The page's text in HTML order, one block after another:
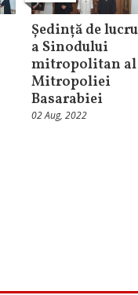
Ședință de lucru
a Sinodului
mitropolitan al
Mitropoliei
Basarabiei
02 Aug, 2022